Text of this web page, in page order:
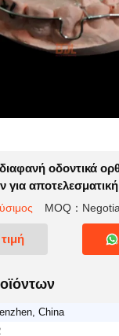
οδοντικά
για
MOQ：
China